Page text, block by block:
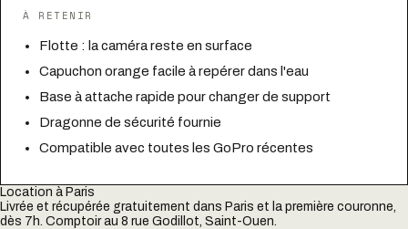
À RETENIR
Flotte : la caméra reste en surface
Capuchon orange facile à repérer dans l'eau
Base à attache rapide pour changer de support
Dragonne de sécurité fournie
Compatible avec toutes les GoPro récentes
Location à Paris
Livrée et récupérée gratuitement dans Paris et la première couronne,
dès 7h. Comptoir au 8 rue Godillot, Saint-Ouen.